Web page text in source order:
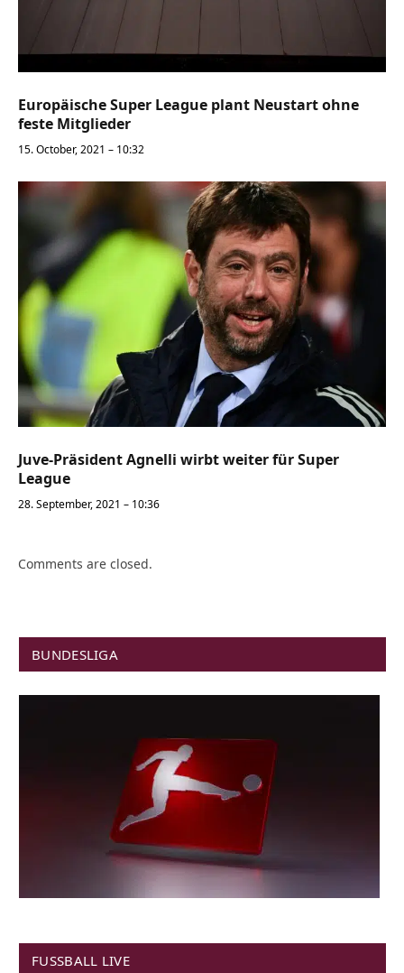
Europäische Super League plant Neustart ohne
feste Mitglieder
15. October, 2021 – 10:32
Juve-Präsident Agnelli wirbt weiter für Super
League
28. September, 2021 – 10:36
Comments are closed.
BUNDESLIGA
FUSSBALL LIVE